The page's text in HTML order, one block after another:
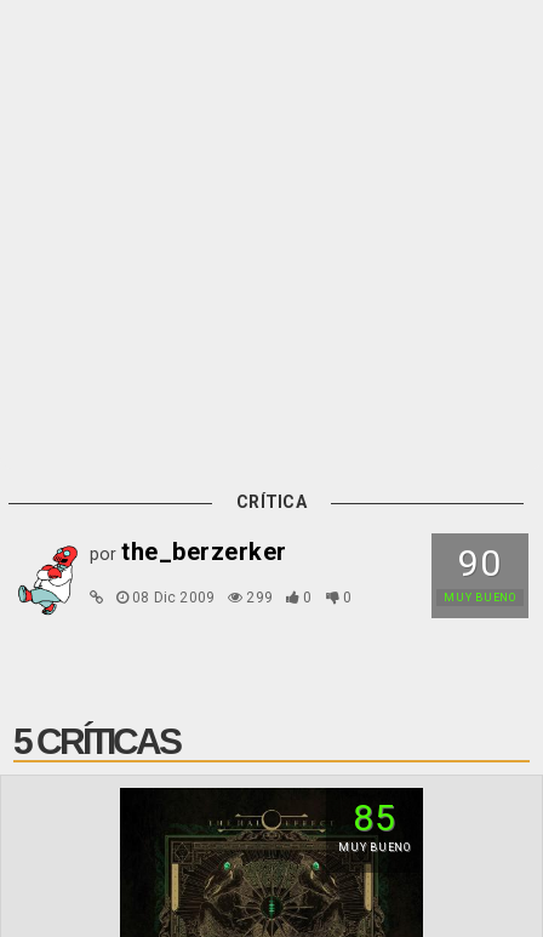
CRÍTICA
90
MUY BUENO
porthe_berzerker
08 Dic 2009 299 0 0
5 CRÍTICAS
85
MUY BUENO